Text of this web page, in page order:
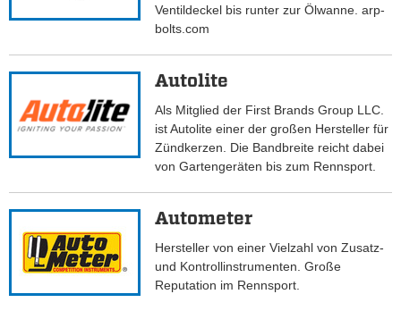
Ventildeckel bis runter zur Ölwanne. arp-
bolts.com
Autolite
Als Mitglied der First Brands Group LLC.
ist Autolite einer der großen Hersteller für
Zündkerzen. Die Bandbreite reicht dabei
von Gartengeräten bis zum Rennsport.
Autometer
Hersteller von einer Vielzahl von Zusatz-
und Kontrollinstrumenten. Große
Reputation im Rennsport.